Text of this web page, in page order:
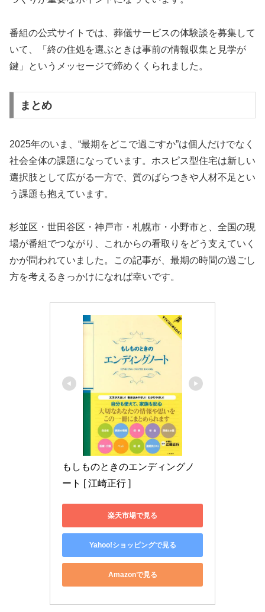
番組の公式サイトでは、葬儀サービスの体験談を募集して
いて、「終の住処を選ぶときは事前の情報収集と見学が
鍵」というメッセージで締めくくられました。
まとめ
2025年のいま、“最期をどこで過ごすか”は個人だけでなく
社会全体の課題になっています。ホスピス型住宅は新しい
選択肢として広がる一方で、質のばらつきや人材不足とい
う課題も抱えています。
杉並区・世田谷区・神戸市・札幌市・小野市と、全国の現
場が番組でつながり、これからの看取りをどう支えていく
かが問われていました。この記事が、最期の時間の過ごし
方を考えるきっかけになれば幸いです。
もしものときのエンディングノ
ート [ 江崎正行 ]
楽天市場で見る
Yahoo!ショッピングで見る
Amazonで見る